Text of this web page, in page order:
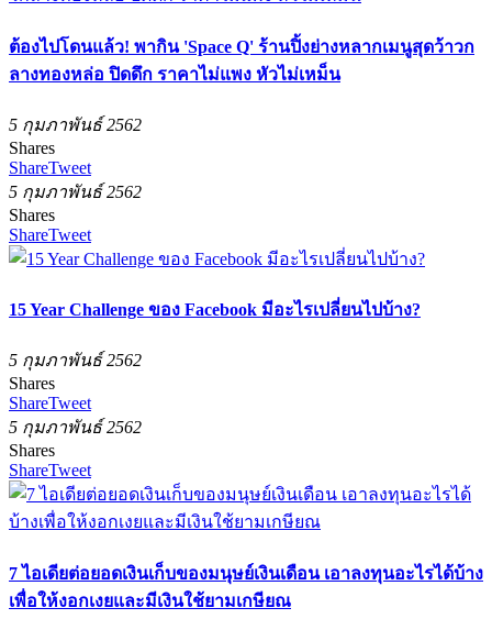
ต้องไปโดนแล้ว! พากิน 'Space Q' ร้านปิ้งย่างหลากเมนูสุดว้าวก
ลางทองหล่อ ปิดดึก ราคาไม่แพง หัวไม่เหม็น
5 กุมภาพันธ์ 2562
Shares
ShareTweet
5 กุมภาพันธ์ 2562
Shares
ShareTweet
15 Year Challenge ของ Facebook มีอะไรเปลี่ยนไปบ้าง?
5 กุมภาพันธ์ 2562
Shares
ShareTweet
5 กุมภาพันธ์ 2562
Shares
ShareTweet
7 ไอเดียต่อยอดเงินเก็บของมนุษย์เงินเดือน เอาลงทุนอะไรได้บ้าง
เพื่อให้งอกเงยและมีเงินใช้ยามเกษียณ